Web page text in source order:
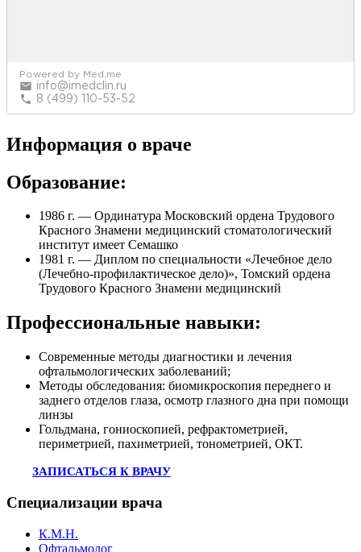
Информация о враче
Образование:
1986 г. — Ординатура Московский ордена Трудового
Красного Знамени медицинский стоматологический
институт имеет Семашко
1981 г. — Диплом по специальности «Лечебное дело
(Лечебно-профилактическое дело)», Томский ордена
Трудового Красного Знамени медицинский
Профессиональные навыки:
Современные методы диагностики и лечения
офтальмологических заболеваний;
Методы обследования: биомикроскопия переднего и
заднего отделов глаза, осмотр глазного дна при помощи
линзы
Гольдмана, гониоскопией, рефрактометрией,
периметрией, пахиметрией, тонометрией, ОКТ.
ЗАПИСАТЬСЯ К ВРАЧУ
Специализации врача
К.М.Н.
Офтальмолог